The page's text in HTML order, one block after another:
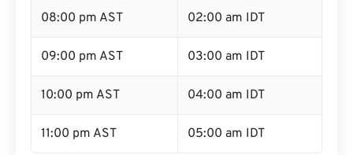
08:00 pm AST 02:00 am IDT
09:00 pm AST 03:00 am IDT
10:00 pm AST 04:00 am IDT
11:00 pm AST 05:00 am IDT